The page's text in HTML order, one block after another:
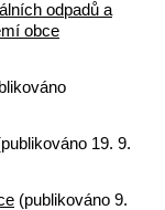
odpadů a
obce
19. 9.
(publikováno 9.